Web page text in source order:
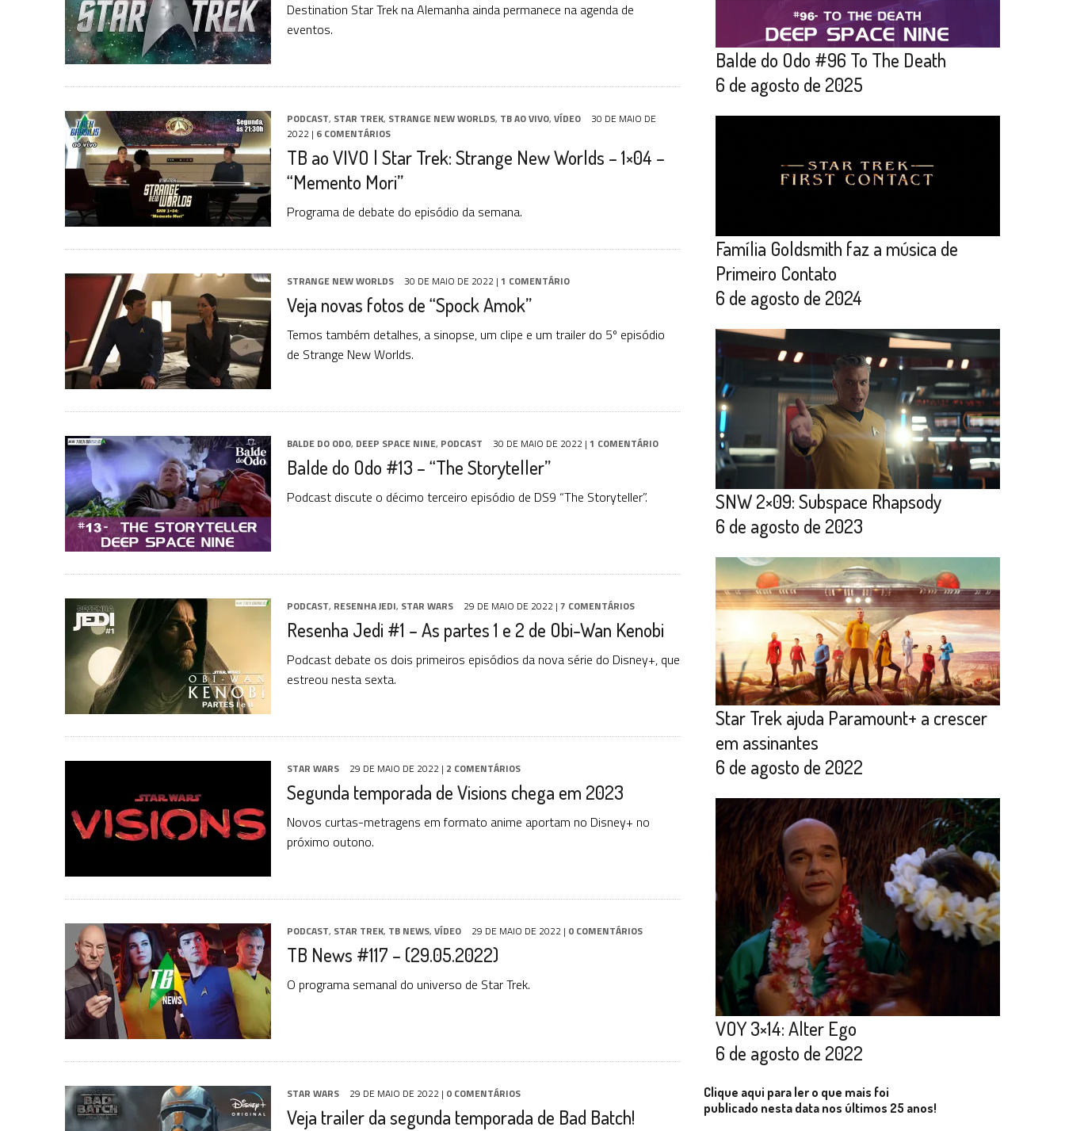
Destination Star Trek na Alemanha ainda permanece na agenda de
eventos.
PODCAST, STAR TREK, STRANGE NEW WORLDS, TB AO VIVO, VÍDEO
30 DE MAIO DE
2022 | 6 COMENTÁRIOS
TB ao VIVO | Star Trek: Strange New Worlds – 1×04 –
“Memento Mori”
Programa de debate do episódio da semana.
STRANGE NEW WORLDS 30 DE MAIO DE 2022 | 1 COMENTÁRIO
Veja novas fotos de “Spock Amok”
Temos também detalhes, a sinopse, um clipe e um trailer do 5º episódio
de Strange New Worlds.
BALDE DO ODO, DEEP SPACE NINE, PODCAST 30 DE MAIO DE 2022 | 1 COMENTÁRIO
Balde do Odo #13 – “The Storyteller”
Podcast discute o décimo terceiro episódio de DS9 “The Storyteller”.
PODCAST, RESENHA JEDI, STAR WARS 29 DE MAIO DE 2022 | 7 COMENTÁRIOS
Resenha Jedi #1 – As partes 1 e 2 de Obi-Wan Kenobi
Podcast debate os dois primeiros episódios da nova série do Disney+, que
estreou nesta sexta.
STAR WARS 29 DE MAIO DE 2022 | 2 COMENTÁRIOS
Segunda temporada de Visions chega em 2023
Novos curtas-metragens em formato anime aportam no Disney+ no
próximo outono.
PODCAST, STAR TREK, TB NEWS, VÍDEO 29 DE MAIO DE 2022 | 0 COMENTÁRIOS
TB News #117 – (29.05.2022)
O programa semanal do universo de Star Trek.
STAR WARS 29 DE MAIO DE 2022 | 0 COMENTÁRIOS
Veja trailer da segunda temporada de Bad Batch!
Balde do Odo #96 To The Death
6 de agosto de 2025
Família Goldsmith faz a música de
Primeiro Contato
6 de agosto de 2024
SNW 2×09: Subspace Rhapsody
6 de agosto de 2023
Star Trek ajuda Paramount+ a crescer
em assinantes
6 de agosto de 2022
VOY 3×14: Alter Ego
6 de agosto de 2022
Clique aqui para ler o que mais foi
publicado nesta data nos últimos 25 anos!